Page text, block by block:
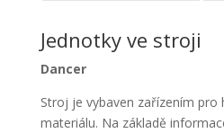
Jednotky ve stroji
Dancer
Stroj je vybaven zařízením pro
materiálu. Na základě